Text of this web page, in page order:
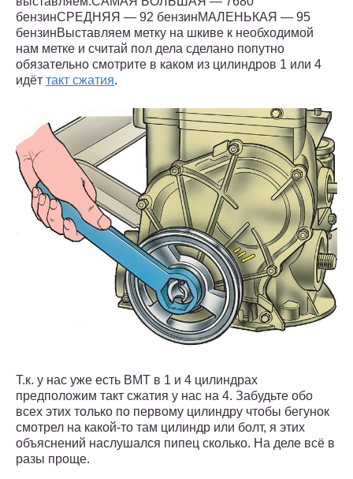
бензинСРЕДНЯЯ — 92 бензинМАЛЕНЬКАЯ — 95
бензинВыставляем метку на шкиве к необходимой
нам метке и считай пол дела сделано попутно
обязательно смотрите в каком из цилиндров 1 или 4
идёт такт сжатия.
Т.к. у нас уже есть ВМТ в 1 и 4 цилиндрах
предположим такт сжатия у нас на 4. Забудьте обо
всех этих только по первому цилиндру чтобы бегунок
смотрел на какой-то там цилиндр или болт, я этих
объяснений наслушался пипец сколько. На деле всё в
разы проще.